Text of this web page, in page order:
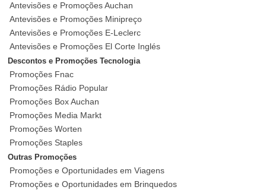
Antevisões e Promoções Auchan
Antevisões e Promoções Minipreço
Antevisões e Promoções E-Leclerc
Antevisões e Promoções El Corte Inglés
Descontos e Promoções Tecnologia
Promoções Fnac
Promoções Rádio Popular
Promoções Box Auchan
Promoções Media Markt
Promoções Worten
Promoções Staples
Outras Promoções
Promoções e Oportunidades em Viagens
Promoções e Oportunidades em Brinquedos